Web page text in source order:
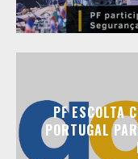
PF ESCOLTA
PORTUGAL